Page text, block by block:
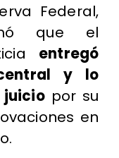
Federal,
que el
entregó
y lo
juiciopor su
en